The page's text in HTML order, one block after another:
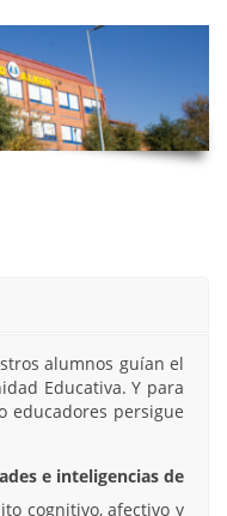
alumnos guían el
Educativa. Y para
educadores persigue
e inteligencias de
cognitivo, afectivo y